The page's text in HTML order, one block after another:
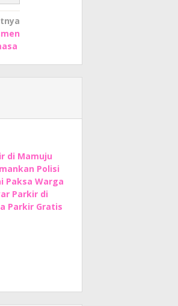
di Mamuju
Polisi
Paksa Warga
Parkir di
Parkir Gratis